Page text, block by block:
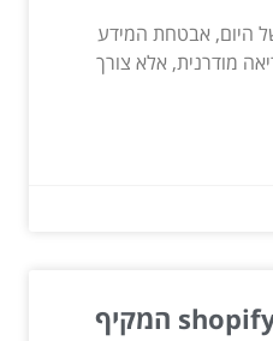
היום, אבטחת המידע
מודרנית, אלא צורך
שופיפליי – פורטל shopify המקיף